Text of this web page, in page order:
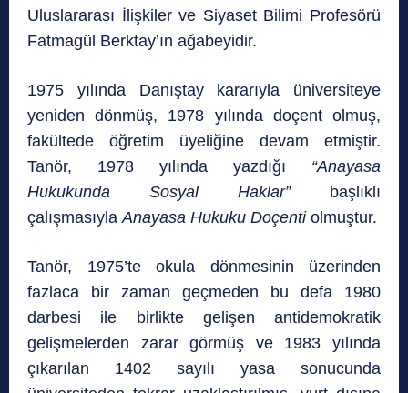
Uluslararası İlişkiler ve Siyaset Bilimi Profesörü
Fatmagül Berktay’ın ağabeyidir.
1975 yılında Danıştay kararıyla üniversiteye
yeniden dönmüş, 1978 yılında doçent olmuş,
fakültede öğretim üyeliğine devam etmiştir.
Tanör, 1978 yılında yazdığı “Anayasa
Hukukunda Sosyal Haklar”başlıklı
çalışmasıyla Anayasa Hukuku Doçentiolmuştur.
Tanör, 1975’te okula dönmesinin üzerinden
fazlaca bir zaman geçmeden bu defa 1980
darbesi ile birlikte gelişen antidemokratik
gelişmelerden zarar görmüş ve 1983 yılında
çıkarılan 1402 sayılı yasa sonucunda